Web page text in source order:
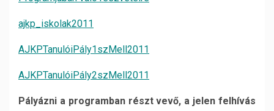
ajkp_iskolak2011
AJKPTanulóiPály1szMell2011
AJKPTanulóiPály2szMell2011
Pályázni a programban részt vevő, a jelen felhívás